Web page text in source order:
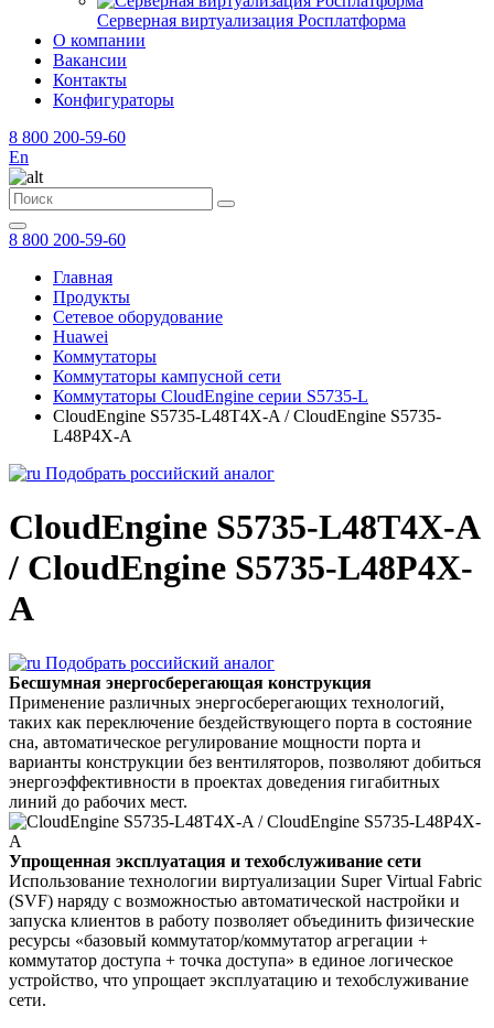
Серверная виртуализация Росплатформа
О компании
Вакансии
Контакты
Конфигураторы
8 800 200-59-60
En
8 800 200-59-60
Главная
Продукты
Сетевое оборудование
Huawei
Коммутаторы
Коммутаторы кампусной сети
Коммутаторы CloudEngine серии S5735-L
CloudEngine S5735-L48T4X-A / CloudEngine S5735-
L48P4X-A
Подобрать российский аналог
CloudEngine S5735-L48T4X-A
/ CloudEngine S5735-L48P4X-
A
Подобрать российский аналог
Бесшумная энергосберегающая конструкция
Применение различных энергосберегающих технологий,
таких как переключение бездействующего порта в состояние
сна, автоматическое регулирование мощности порта и
варианты конструкции без вентиляторов, позволяют добиться
энергоэффективности в проектах доведения гигабитных
линий до рабочих мест.
Упрощенная эксплуатация и техобслуживание сети
Использование технологии виртуализации Super Virtual Fabric
(SVF) наряду с возможностью автоматической настройки и
запуска клиентов в работу позволяет объединить физические
ресурсы «базовый коммутатор/коммутатор агрегации +
коммутатор доступа + точка доступа» в единое логическое
устройство, что упрощает эксплуатацию и техобслуживание
сети.